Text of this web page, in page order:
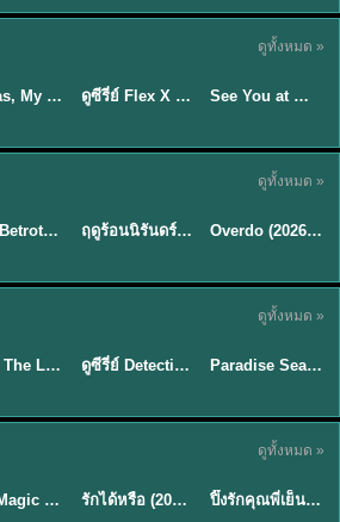
ดูทั้งหมด »
My Bias, My Boss เมื่อเมนฉันเป็นประธานบริษัท (2026) พากย์ไทย ซับไทย EP.1-12 ★8 EP.16
Sub EP. 16 | TH
ดูซีรี่ย์ Flex X Cop คุณชายสายสืบ (2024) พากย์ไทย-ซับไทย EP.1-16 (จบ) ★9
ซับไทย | พากย์
Sub EP. 8 | TH
See You at Work Tomorrow! เจอกันที่ออฟฟิศพรุ่งนี้นะ พากย์ไทย
ดูทั้งหมด »
Royal Betrothal (2026) สัญญาวิวาห์แห่งราชวงศ์ พากย์ไทย ซับไทย EP1-32 ★8.8 ฤดูร้อนนิรันดร์ (2026) Never-Ending Summer พากย์ไทย EP.1-29
ซับไทย
Overdo (2026) รักเกินแค้น พากย์ไทย ซับไทย EP1-33 (จบ)
ดูทั้งหมด »
EP.7Avatar The Last Airbender 2 เณรน้อยเจ้าอภินิหาร พากย์ไทย EP.9ดูซีรี่ย์ Detective Hole (2026) พากย์ไทย HD ฟรี อัปเดตล่าสุด Netflix EP.8
พากย์ไทย
Paradise Season 2 (2026) พากย์ไทย EP1-8 ดูซีรี่ย์ฝรั่ง HD ครบทุกตอน
ดูทั้งหมด »
ดูซีรีย์ Magic Move (2026) ทำนายทายรัก Thai EP.1-10 HD รักได้หรือ (2026) YOUNG Let's Begin Again พากย์ไทย EP.1-19 ★8
พากย์ไทย
ปิ๊งรักคุณพี่เย็นชา (2026) Frozen Valentine EP.1-10 (จบ)